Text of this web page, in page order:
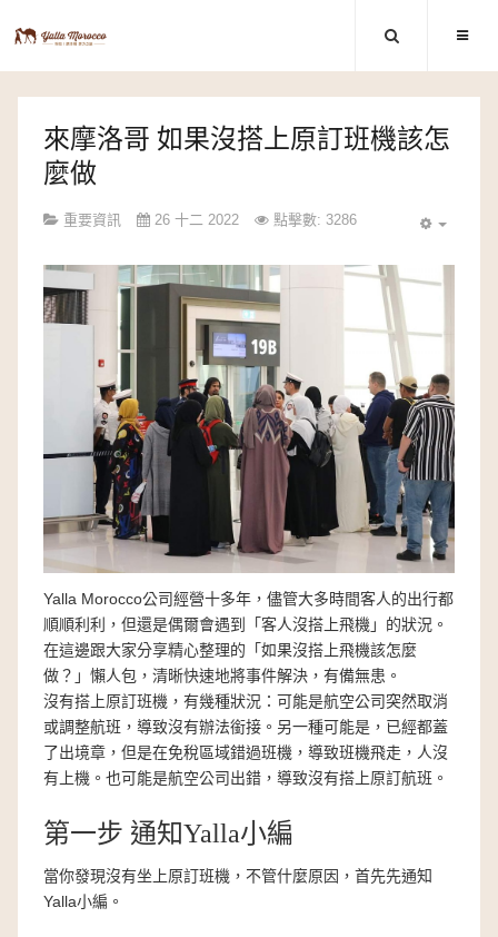
來摩洛哥 如果沒搭上原訂班機該怎
麼做
重要資訊 26 十二 2022 點擊數: 3286
Yalla Morocco公司經營十多年，儘管大多時間客人的出行都
順順利利，但還是偶爾會遇到「客人沒搭上飛機」的狀況。
在這邊跟大家分享精心整理的「如果沒搭上飛機該怎麼
做？」懶人包，清晰快速地將事件解決，有備無患。
沒有搭上原訂班機，有幾種狀況：可能是航空公司突然取消
或調整航班，導致沒有辦法銜接。另一種可能是，已經都蓋
了出境章，但是在免稅區域錯過班機，導致班機飛走，人沒
有上機。也可能是航空公司出錯，導致沒有搭上原訂航班。
第一步 通知Yalla小編
當你發現沒有坐上原訂班機，不管什麼原因，首先先通知
Yalla小編。